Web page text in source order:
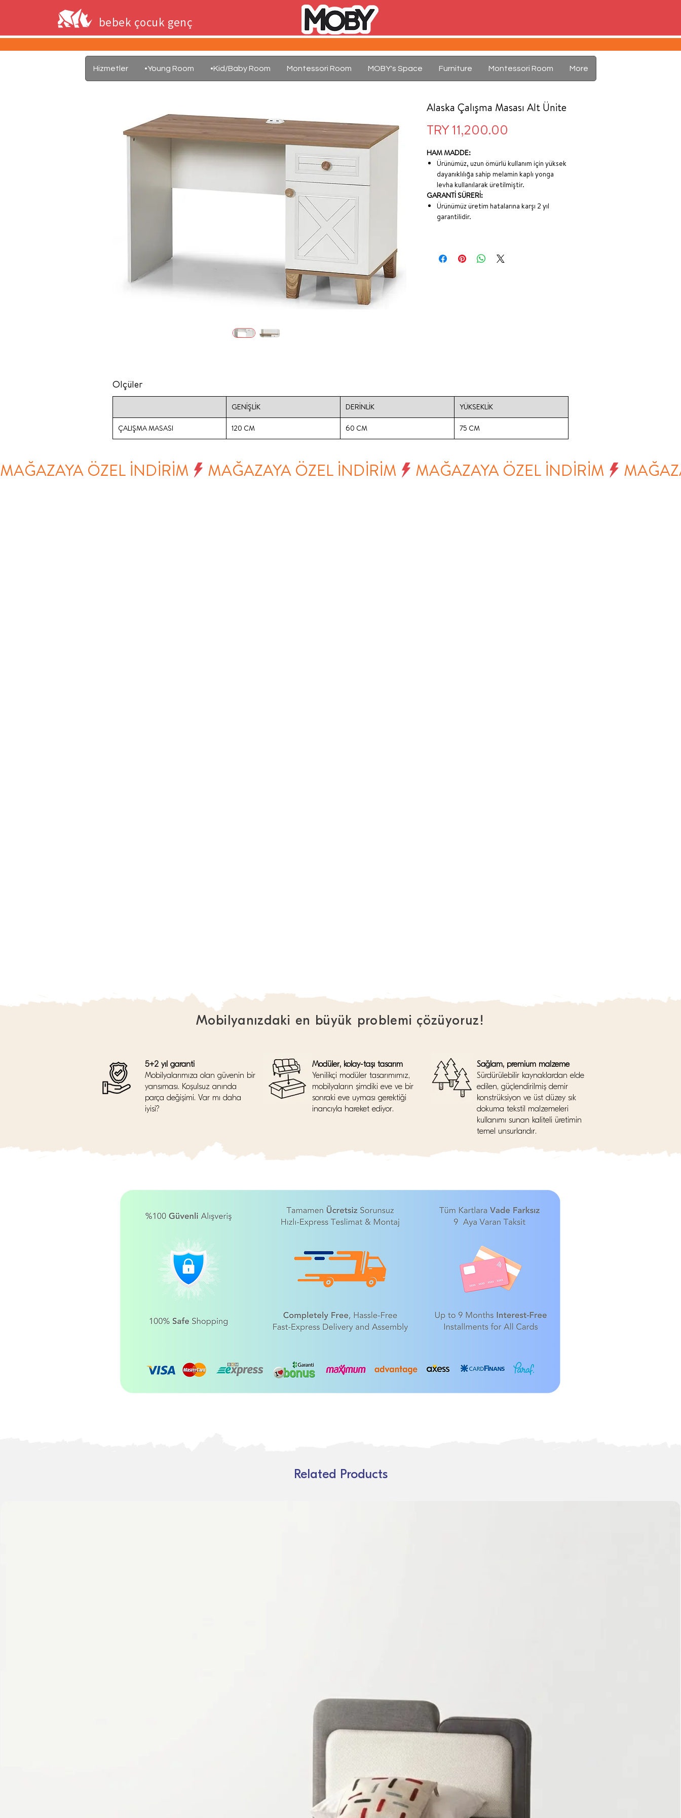
bebek çocuk genç
Hizmetler •Young Room •Kid/Baby Room Montessori Room MOBY's Space Furniture Montessori Room More
Alaska Çalışma Masası Alt Ünite
TRY 11,200.00
HAM MADDE:
Ürünümüz, uzun ömürlü kullanım için yüksek
dayanıklılığa sahip melamin kaplı yonga
levha kullanılarak üretilmiştir.
GARANTİ SÜRERİ:
Ürünümüz üretim hatalarına karşı 2 yıl
garantilidir.
Ölçüler
GENİŞLİK DERİNLİK YÜKSEKLİK
ÇALIŞMA MASASI 120 CM 60 CM 75 CM
MAĞAZAYA ÖZEL İNDİRİM
Mobilyanızdaki en büyük problemi çözüyoruz!
5+2 yıl garanti
Mobilyalarımıza olan güvenin bir
yansıması. Koşulsuz anında
parça değişimi. Var mı daha
iyisi?
Modüler, kolay-taşı tasarım
Yenilikçi modüler tasarımımız,
mobilyaların şimdiki eve ve bir
sonraki eve uyması gerektiği
inancıyla hareket ediyor.
Sağlam, premium malzeme
Sürdürülebilir kaynaklardan elde
edilen, güçlendirilmiş demir
konstrüksiyon ve üst düzey sık
dokuma tekstil malzemeleri
kullanımı sunan kaliteli üretimin
temel unsurlarıdır.
Related Products